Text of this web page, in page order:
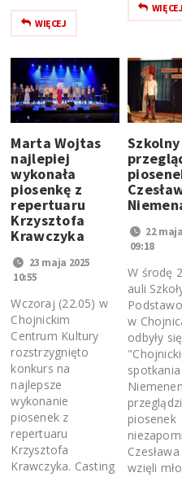
WIĘCEJ
WIĘCEJ
Marta Wojtas
najlepiej
wykonała
piosenkę z
repertuaru
Krzysztofa
Krawczyka
23 maja 2025
10:55
Wczoraj (22.05) w
Chojnickim
Centrum Kultury
rozstrzygnięto
konkurs na
najlepsze
wykonanie
piosenek z
repertuaru
Krzysztofa
Krawczyka. Casting
Szkolny
22
09:18
W środę
auli
w
odbyły się
piosenek
wzięli